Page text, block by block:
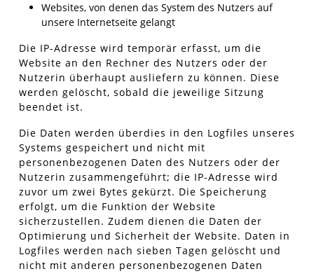
Websites, von denen das System des Nutzers auf
unsere Internetseite gelangt
Die IP-Adresse wird temporär erfasst, um die
Website an den Rechner des Nutzers oder der
Nutzerin überhaupt ausliefern zu können. Diese
werden gelöscht, sobald die jeweilige Sitzung
beendet ist.
Die Daten werden überdies in den Logfiles unseres
Systems gespeichert und nicht mit
personenbezogenen Daten des Nutzers oder der
Nutzerin zusammengeführt; die IP-Adresse wird
zuvor um zwei Bytes gekürzt. Die Speicherung
erfolgt, um die Funktion der Website
sicherzustellen. Zudem dienen die Daten der
Optimierung und Sicherheit der Website. Daten in
Logfiles werden nach sieben Tagen gelöscht und
nicht mit anderen personenbezogenen Daten